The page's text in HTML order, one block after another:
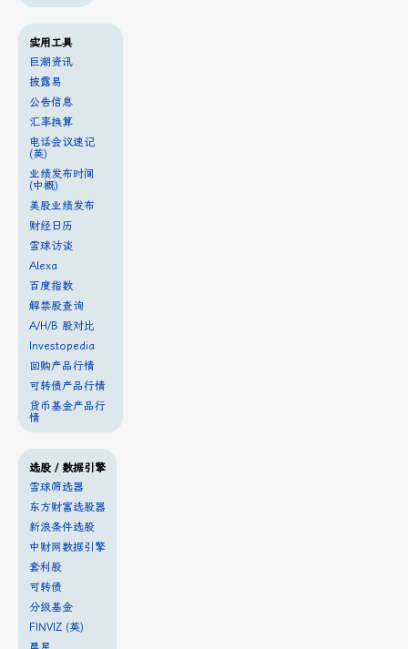
实用工具
巨潮资讯
披露易
公告信息
汇率换算
电话会议速记
(英)
业绩发布时间
(中概)
美股业绩发布
财经日历
雪球访谈
Alexa
百度指数
解禁股查询
A/H/B 股对比
Investopedia
回购产品行情
可转债产品行情
货币基金产品行
情
选股 / 数据引擎
雪球筛选器
东方财富选股器
新浪条件选股
中财网数据引擎
套利股
可转债
分级基金
FINVIZ (英)